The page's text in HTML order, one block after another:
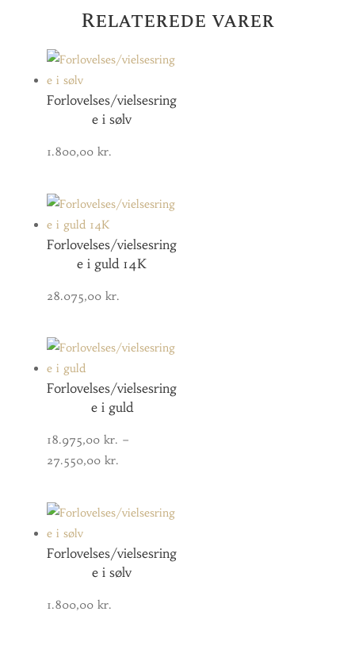
Relaterede varer
Forlovelses/vielsesring
e i sølv
1.800,00 kr.
Forlovelses/vielsesring
e i guld 14K
28.075,00 kr.
Forlovelses/vielsesring
e i guld
18.975,00 kr. –
27.550,00 kr.Prisinterval:
27.550,00 kr.
Forlovelses/vielsesring
e i sølv
1.800,00 kr.